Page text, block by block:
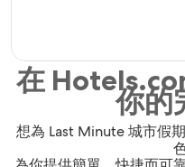
在
你的
想為 Last Minute 城市假